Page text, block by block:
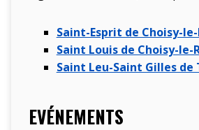
Saint-Esprit de Choisy-le-
Saint Louis de Choisy-le-
Saint Leu-Saint Gilles de
EVÉNEMENTS